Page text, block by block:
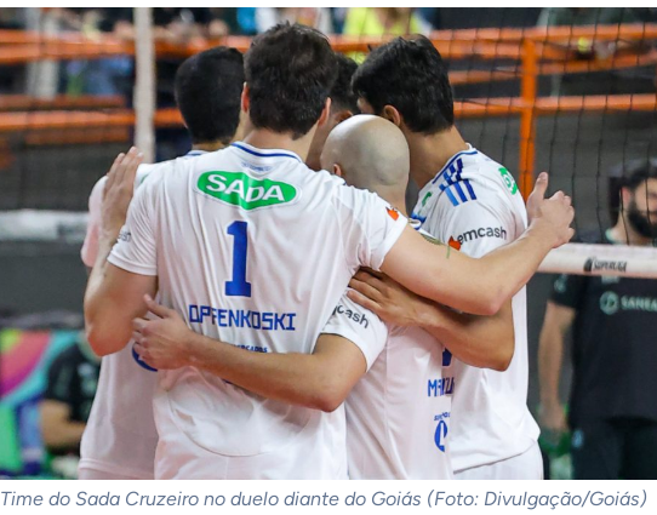
Time do Sada Cruzeiro no duelo diante do Goiás (Foto: Divulgação/Goiás)